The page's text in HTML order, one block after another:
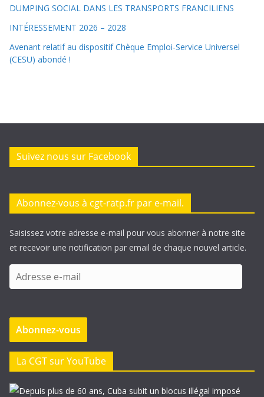
DUMPING SOCIAL DANS LES TRANSPORTS FRANCILIENS
INTÉRESSEMENT 2026 – 2028
Avenant relatif au dispositif Chèque Emploi-Service Universel
(CESU) abondé !
Suivez nous sur Facebook
Abonnez-vous à cgt-ratp.fr par e-mail.
Saisissez votre adresse e-mail pour vous abonner à notre site
et recevoir une notification par email de chaque nouvel article.
d
e
s
e
-
Abonnez-vous
La CGT sur YouTube